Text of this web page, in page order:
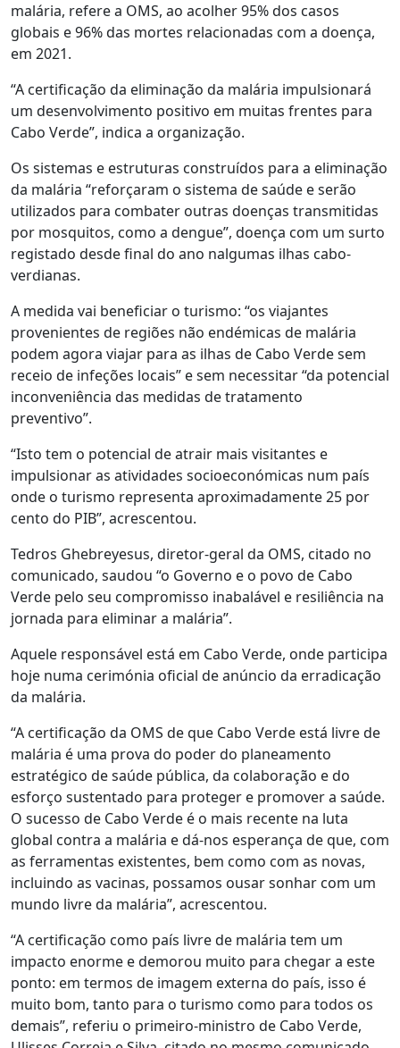
malária, refere a OMS, ao acolher 95% dos casos
globais e 96% das mortes relacionadas com a doença,
em 2021.
“A certificação da eliminação da malária impulsionará
um desenvolvimento positivo em muitas frentes para
Cabo Verde”, indica a organização.
Os sistemas e estruturas construídos para a eliminação
da malária “reforçaram o sistema de saúde e serão
utilizados para combater outras doenças transmitidas
por mosquitos, como a dengue”, doença com um surto
registado desde final do ano nalgumas ilhas cabo-
verdianas.
A medida vai beneficiar o turismo: “os viajantes
provenientes de regiões não endémicas de malária
podem agora viajar para as ilhas de Cabo Verde sem
receio de infeções locais” e sem necessitar “da potencial
inconveniência das medidas de tratamento
preventivo”.
“Isto tem o potencial de atrair mais visitantes e
impulsionar as atividades socioeconómicas num país
onde o turismo representa aproximadamente 25 por
cento do PIB”, acrescentou.
Tedros Ghebreyesus, diretor-geral da OMS, citado no
comunicado, saudou “o Governo e o povo de Cabo
Verde pelo seu compromisso inabalável e resiliência na
jornada para eliminar a malária”.
Aquele responsável está em Cabo Verde, onde participa
hoje numa cerimónia oficial de anúncio da erradicação
da malária.
“A certificação da OMS de que Cabo Verde está livre de
malária é uma prova do poder do planeamento
estratégico de saúde pública, da colaboração e do
esforço sustentado para proteger e promover a saúde.
O sucesso de Cabo Verde é o mais recente na luta
global contra a malária e dá-nos esperança de que, com
as ferramentas existentes, bem como com as novas,
incluindo as vacinas, possamos ousar sonhar com um
mundo livre da malária”, acrescentou.
“A certificação como país livre de malária tem um
impacto enorme e demorou muito para chegar a este
ponto: em termos de imagem externa do país, isso é
muito bom, tanto para o turismo como para todos os
demais”, referiu o primeiro-ministro de Cabo Verde,